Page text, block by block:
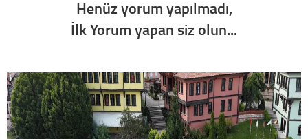
Henüz yorum yapılmadı,
İlk Yorum yapan siz olun...